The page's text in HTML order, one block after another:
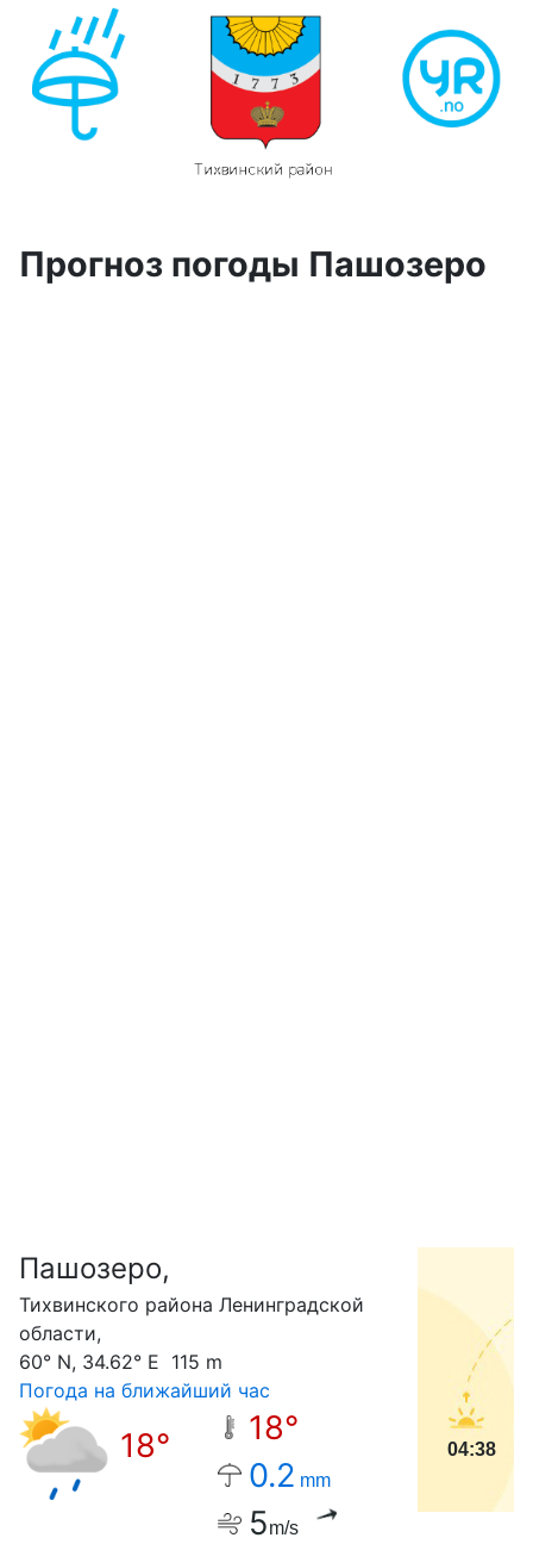
Прогноз погоды Пашозеро
Пашозеро,
Тихвинского района Ленинградской
области,
60° N, 34.62° E 115 m
Погода на ближайший час
18°
18°
0.2 mm
5m/s
04:38